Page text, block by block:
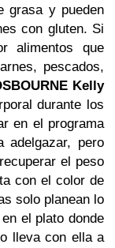
grasa y pueden
con gluten. Si
alimentos que
pescados,
Kelly
durante los
en el programa
adelgazar, pero
el peso
con el color de
solo planean lo
el plato donde
lleva con ella a